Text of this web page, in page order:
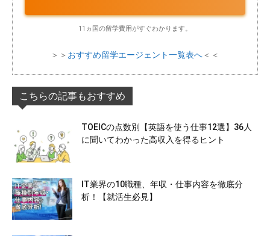
11ヵ国の留学費用がすぐわかります。
＞＞ おすすめ留学エージェント一覧表へ ＜＜
こちらの記事もおすすめ
TOEICの点数別【英語を使う仕事12選】36人
に聞いてわかった高収入を得るヒント
IT業界の10職種、年収・仕事内容を徹底分
析！【就活生必見】